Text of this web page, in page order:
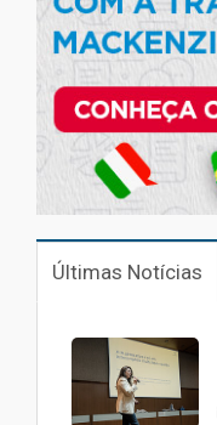
Últimas Notícias